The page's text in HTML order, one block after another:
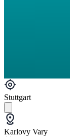
Stuttgart
Karlovy Vary